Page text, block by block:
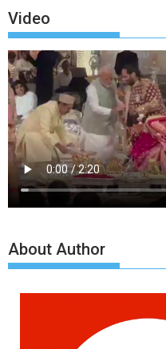
Video
About Author